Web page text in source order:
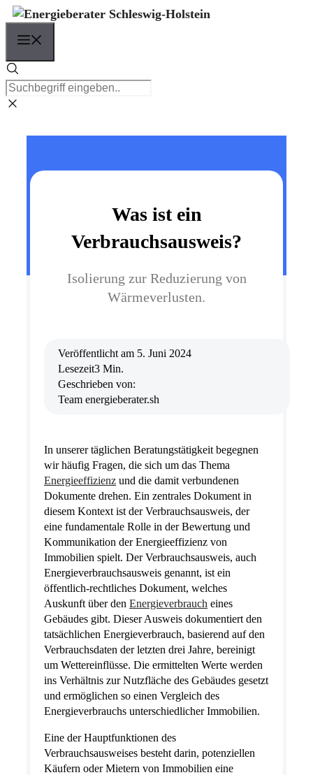
Zum
Inhalt
springen
Was ist ein
Verbrauchsausweis?
Isolierung zur Reduzierung von
Wärmeverlusten.
Veröffentlicht am 5. Juni 2024
Lesezeit3 Min.
Geschrieben von:
Team energieberater.sh
In unserer täglichen Beratungstätigkeit begegnen
wir häufig Fragen, die sich um das Thema
Energieeffizienz und die damit verbundenen
Dokumente drehen. Ein zentrales Dokument in
diesem Kontext ist der Verbrauchsausweis, der
eine fundamentale Rolle in der Bewertung und
Kommunikation der Energieeffizienz von
Immobilien spielt. Der Verbrauchsausweis, auch
Energieverbrauchsausweis genannt, ist ein
öffentlich-rechtliches Dokument, welches
Auskunft über den Energieverbrauch eines
Gebäudes gibt. Dieser Ausweis dokumentiert den
tatsächlichen Energieverbrauch, basierend auf den
Verbrauchsdaten der letzten drei Jahre, bereinigt
um Wettereinflüsse. Die ermittelten Werte werden
ins Verhältnis zur Nutzfläche des Gebäudes gesetzt
und ermöglichen so einen Vergleich des
Energieverbrauchs unterschiedlicher Immobilien.
Eine der Hauptfunktionen des
Verbrauchsausweises besteht darin, potenziellen
Käufern oder Mietern von Immobilien eine